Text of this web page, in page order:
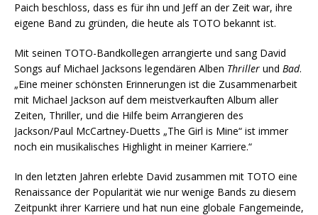
Paich beschloss, dass es für ihn und Jeff an der Zeit war, ihre
eigene Band zu gründen, die heute als TOTO bekannt ist.
Mit seinen TOTO-Bandkollegen arrangierte und sang David
Songs auf Michael Jacksons legendären Alben Thriller und Bad.
„Eine meiner schönsten Erinnerungen ist die Zusammenarbeit
mit Michael Jackson auf dem meistverkauften Album aller
Zeiten, Thriller, und die Hilfe beim Arrangieren des
Jackson/Paul McCartney-Duetts „The Girl is Mine“ ist immer
noch ein musikalisches Highlight in meiner Karriere.“
In den letzten Jahren erlebte David zusammen mit TOTO eine
Renaissance der Popularität wie nur wenige Bands zu diesem
Zeitpunkt ihrer Karriere und hat nun eine globale Fangemeinde,